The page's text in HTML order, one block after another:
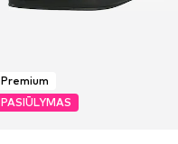
Premium
PASIŪLYMAS